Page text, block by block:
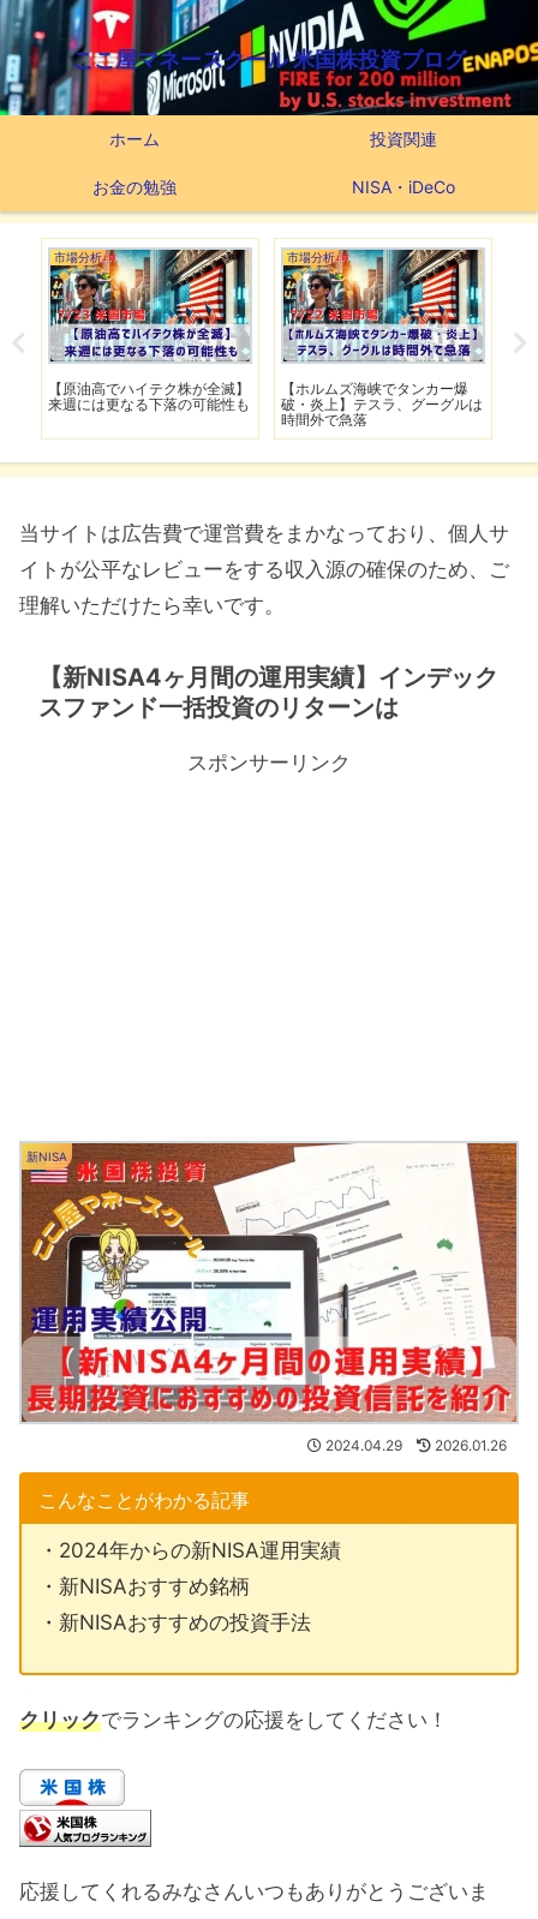
ここ屋マネースクール 米国株投資ブログ
ホーム 投資関連
お金の勉強 NISA・iDeCo
市場分析
【原油高でハイテク株が全滅】
来週には更なる下落の可能性も
市場分析
【ホルムズ海峡でタンカー爆
破・炎上】テスラ、グーグルは
時間外で急落
当サイトは広告費で運営費をまかなっており、個人サ
イトが公平なレビューをする収入源の確保のため、ご
理解いただけたら幸いです。
【新NISA4ヶ月間の運用実績】インデック
スファンド一括投資のリターンは
スポンサーリンク
新NISA
2024.04.29 2026.01.26
こんなことがわかる記事
・2024年からの新NISA運用実績
・新NISAおすすめ銘柄
・新NISAおすすめの投資手法
クリックでランキングの応援をしてください！
応援してくれるみなさんいつもありがとうございま